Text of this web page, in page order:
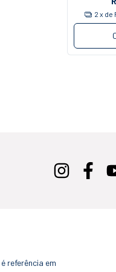
2 x de
referência em